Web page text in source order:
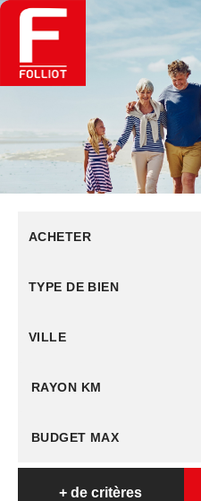
ACHETER
TYPE DE BIEN
VILLE
RAYON KM
+ de critères